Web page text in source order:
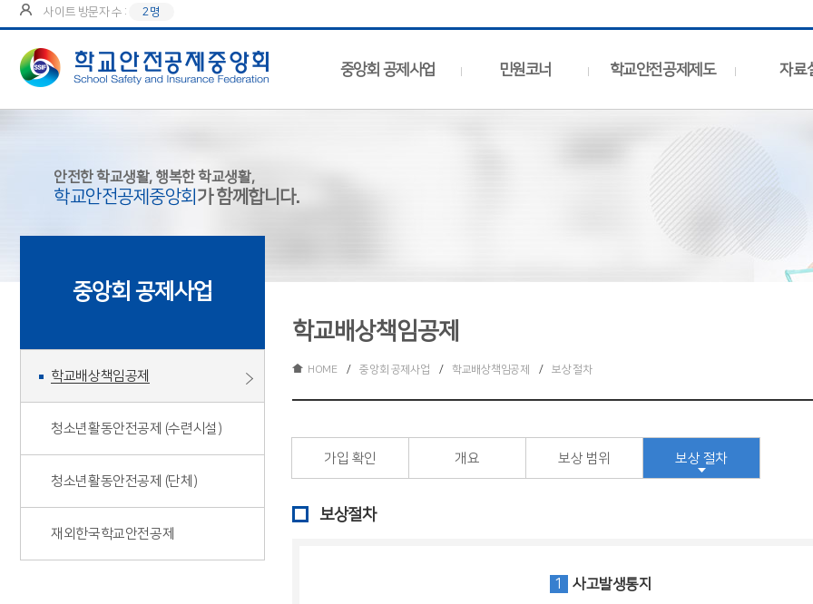
사이트 방문자 수 : 2명
중앙회 공제사업 민원코너 학교안전공제제도 자료
안전한 학교생활, 행복한 학교생활,
학교안전공제중앙회 가 함께합니다.
중앙회 공제사업
학교배상책임공제
청소년활동안전공제 (수련시설)
청소년활동안전공제 (단체)
재외한국학교안전공제
학교배상책임공제
HOME / 중앙회 공제사업 / 학교배상책임공제 / 보상 절차
가입 확인 개요 보상 범위 보상 절차
보상절차
1 사고발생통지